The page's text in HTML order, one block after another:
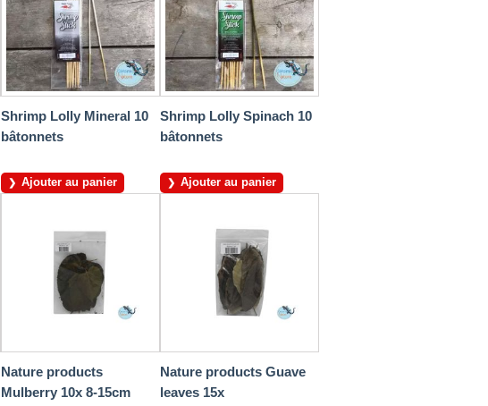
Shrimp Lolly Mineral 10
bâtonnets
Ajouter au panier
Shrimp Lolly Spinach 10
bâtonnets
Ajouter au panier
Nature products
Mulberry 10x 8-15cm
Nature products Guave
leaves 15x